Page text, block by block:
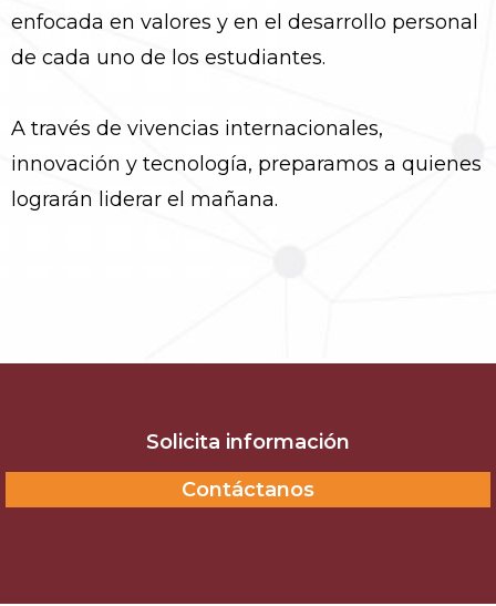
enfocada en valores y en el desarrollo personal
de cada uno de los estudiantes.
A través de vivencias internacionales,
innovación y tecnología, preparamos a quienes
lograrán liderar el mañana.
Solicita información
Contáctanos